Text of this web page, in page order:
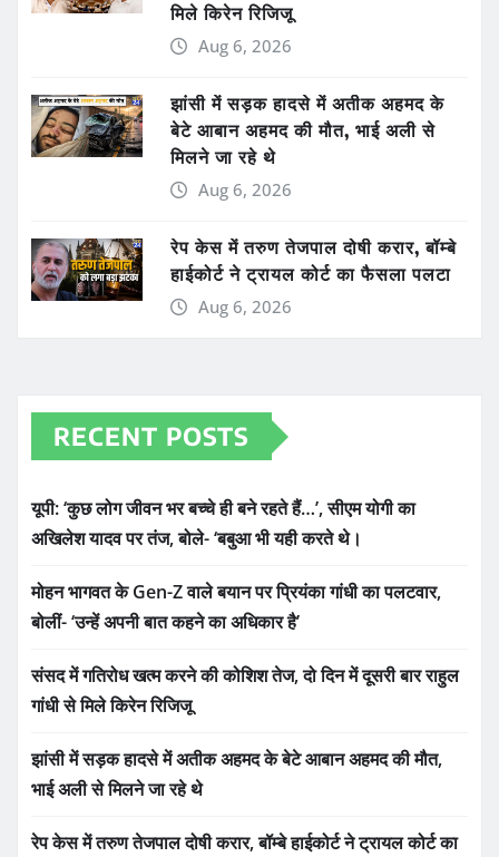
मिले किरेन रिजिजू
Aug 6, 2026
झांसी में सड़क हादसे में अतीक अहमद के
बेटे आबान अहमद की मौत, भाई अली से
मिलने जा रहे थे
Aug 6, 2026
रेप केस में तरुण तेजपाल दोषी करार, बॉम्बे
हाईकोर्ट ने ट्रायल कोर्ट का फैसला पलटा
Aug 6, 2026
RECENT POSTS
यूपी: ‘कुछ लोग जीवन भर बच्चे ही बने रहते हैं…’, सीएम योगी का
अखिलेश यादव पर तंज, बोले- ‘बबुआ भी यही करते थे।
मोहन भागवत के Gen-Z वाले बयान पर प्रियंका गांधी का पलटवार,
बोलीं- ‘उन्हें अपनी बात कहने का अधिकार है’
संसद में गतिरोध खत्म करने की कोशिश तेज, दो दिन में दूसरी बार राहुल
गांधी से मिले किरेन रिजिजू
झांसी में सड़क हादसे में अतीक अहमद के बेटे आबान अहमद की मौत,
भाई अली से मिलने जा रहे थे
रेप केस में तरुण तेजपाल दोषी करार, बॉम्बे हाईकोर्ट ने ट्रायल कोर्ट का